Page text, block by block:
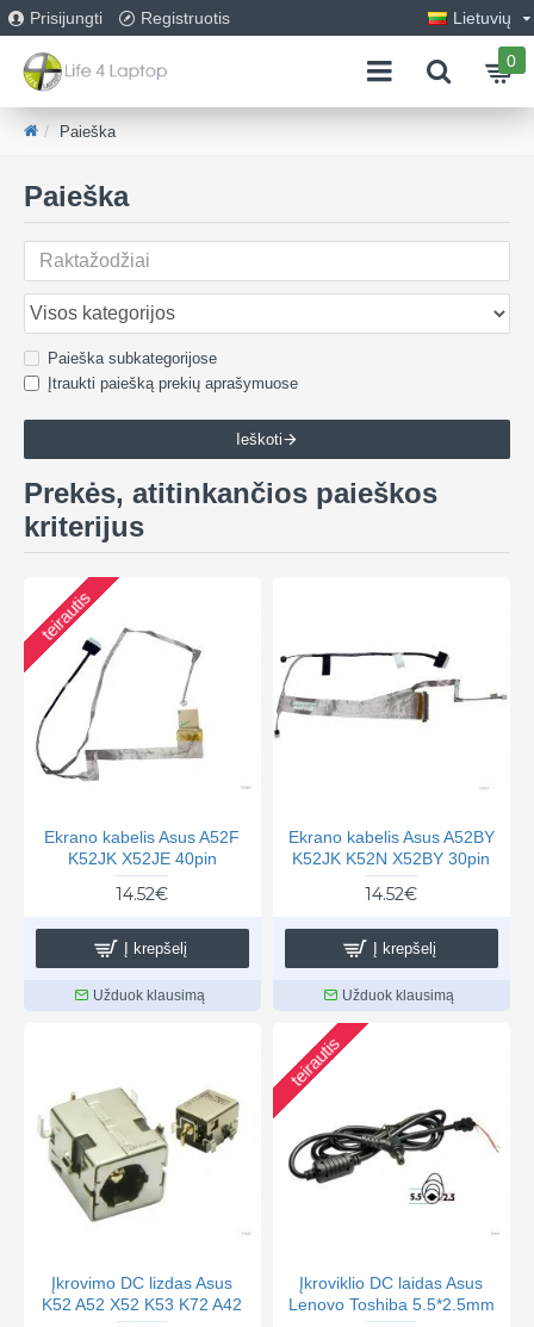
Prisijungti Registruotis Lietuvių
0
Paieška
Paieška
Paieška subkategorijose
Įtraukti paiešką prekių aprašymuose
Ieškoti
Prekės, atitinkančios paieškos
kriterijus
teirautis
Ekrano kabelis Asus A52F
K52JK X52JE 40pin
14.52€
Į krepšelį
Užduok klausimą
Ekrano kabelis Asus A52BY
K52JK K52N X52BY 30pin
14.52€
Į krepšelį
Užduok klausimą
Įkrovimo DC lizdas Asus
K52 A52 X52 K53 K72 A42
teirautis
Įkroviklio DC laidas Asus
Lenovo Toshiba 5.5*2.5mm